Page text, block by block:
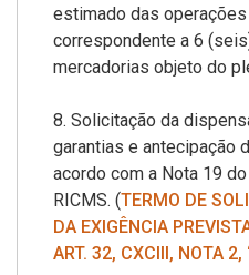
estimado das
correspondente a 6
mercadorias objeto do
8. Solicitação da
garantias e antecipação
acordo com a Nota 19
RICMS. (TERMO DE
DA EXIGÊNCIA
ART. 32, CXCIII, NOTA 2,